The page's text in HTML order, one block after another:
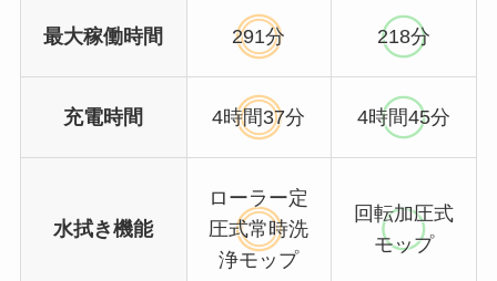
最大稼働時間 291分 218分
充電時間 4時間37分 4時間45分
水拭き機能
ローラー定
圧式常時洗
浄モップ
回転加圧式
モップ